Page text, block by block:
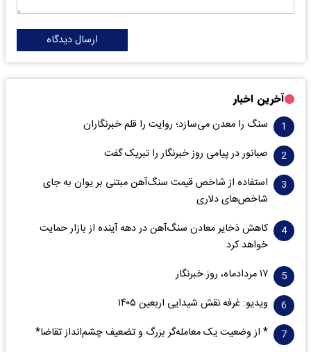
ارسال دیدگاه
آخرین اخبار
سنگ را معدن می‌سازد؛ روایت را قلم خبرنگاران
صبانور در پیامی روز خبرنگار را تبریک گفت
استفاده از شاخص قیمت سنگ‌آهن مبتنی بر یوان به جای
شاخص‌های دلاری
کاهش ذخایر معادن سنگ‌آهن در دهه آینده از بازار حمایت
خواهد کرد
۱۷ مردادماه، روز خبرنگار
ویدیو: غرفه نقش شیدایی اربعین ۱۴۰۵
* از وضعیت یک معامله‌گر بزرگ و تضعیف چشم‌انداز تقاضا*